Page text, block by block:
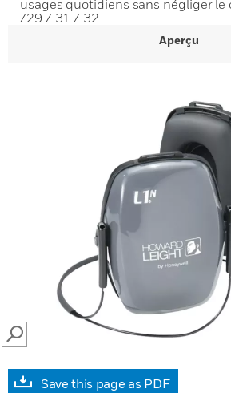
usages quotidiens sans négliger le
/29 / 31 / 32
Aperçu
SEARCH
Save this page as PDF